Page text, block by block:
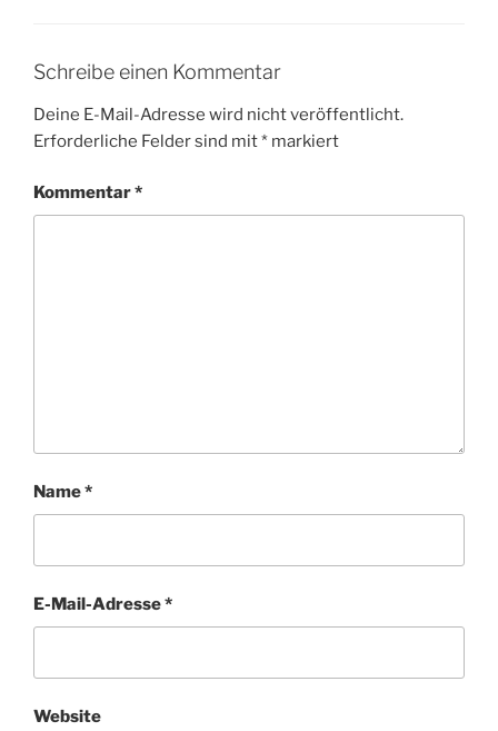
Schreibe einen Kommentar
Deine E-Mail-Adresse wird nicht veröffentlicht.
Erforderliche Felder sind mit* markiert
Kommentar*
Name*
E-Mail-Adresse*
Website